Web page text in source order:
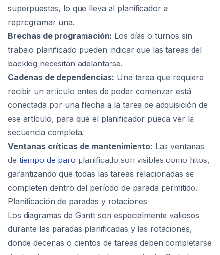
superpuestas, lo que lleva al planificador a
reprogramar una.
Brechas de programación: Los días o turnos sin
trabajo planificado pueden indicar que las tareas del
backlog necesitan adelantarse.
Cadenas de dependencias: Una tarea que requiere
recibir un artículo antes de poder comenzar está
conectada por una flecha a la tarea de adquisición de
ese artículo, para que el planificador pueda ver la
secuencia completa.
Ventanas críticas de mantenimiento: Las ventanas
de tiempo de paro planificado son visibles como hitos,
garantizando que todas las tareas relacionadas se
completen dentro del período de parada permitido.
Planificación de paradas y rotaciones
Los diagramas de Gantt son especialmente valiosos
durante las paradas planificadas y las rotaciones,
donde decenas o cientos de tareas deben completarse